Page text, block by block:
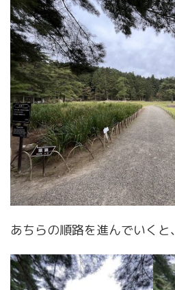
あちらの順路を進んでいくと、